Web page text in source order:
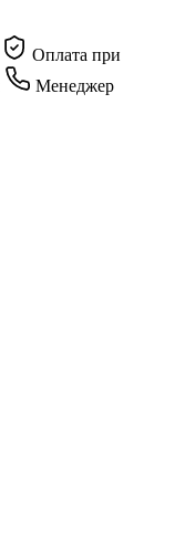
Оплата при
Менеджер